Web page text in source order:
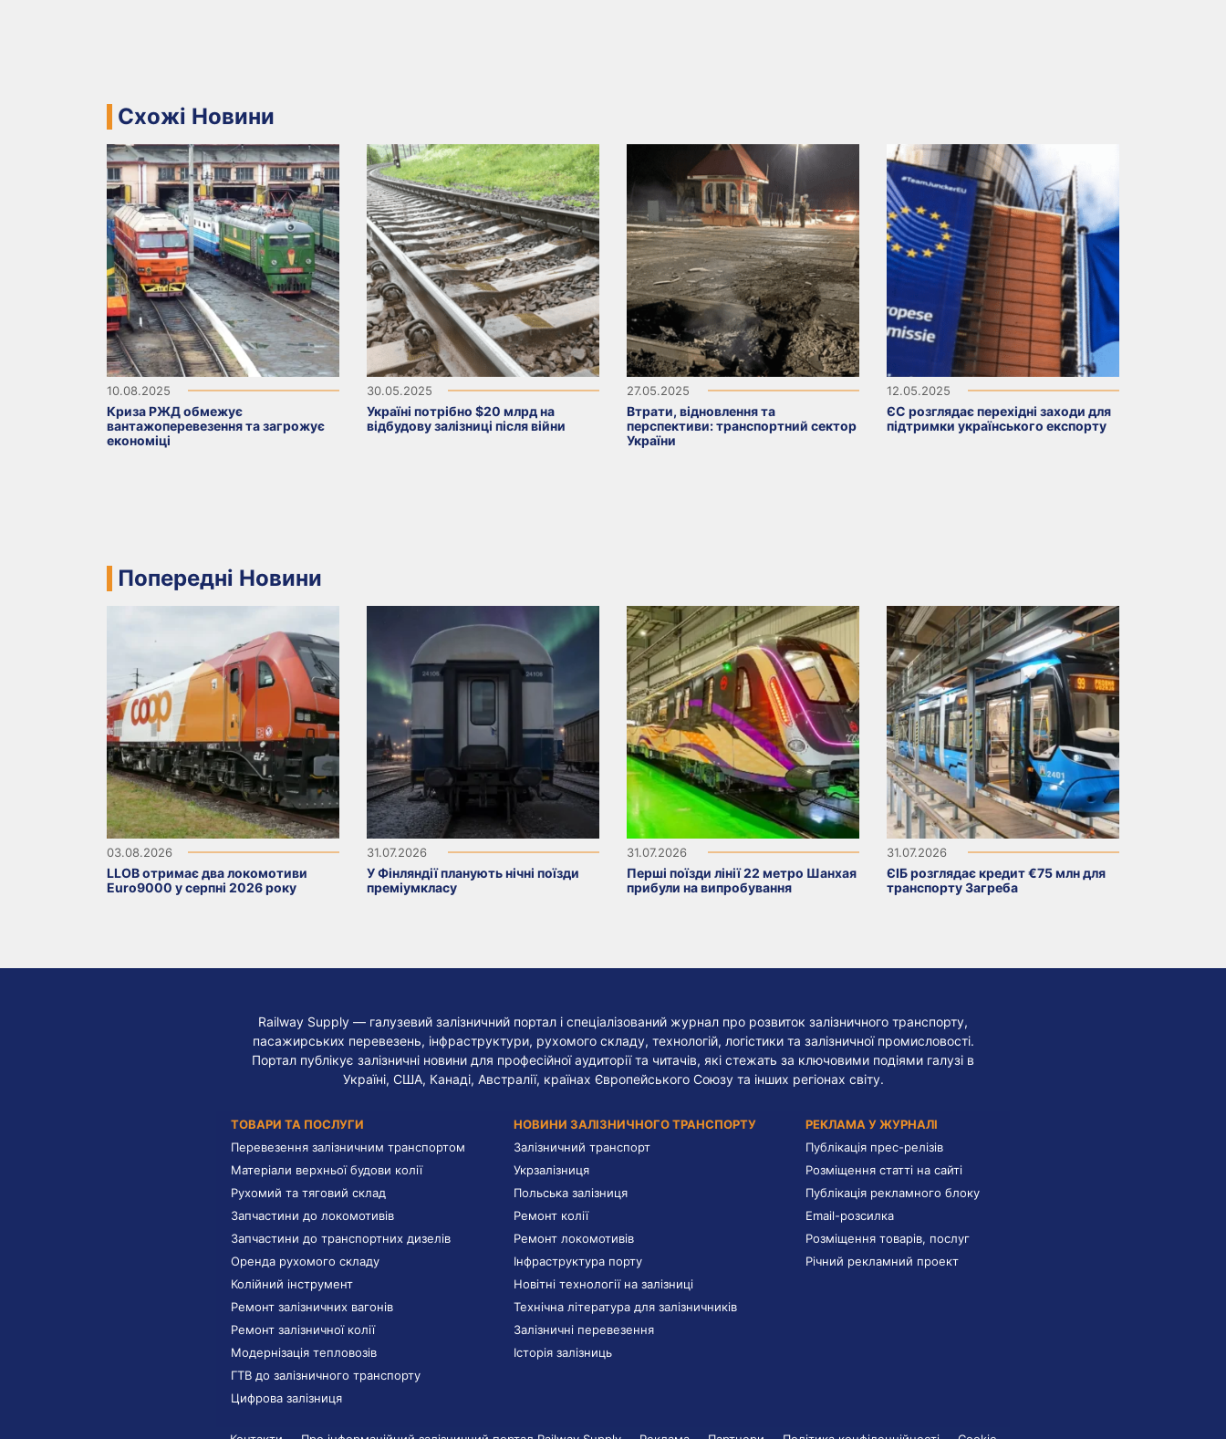
Схожі Новини
10.08.2025
Криза РЖД обмежує
вантажоперевезення та загрожує
економіці
30.05.2025
Україні потрібно $20 млрд на
відбудову залізниці після війни
27.05.2025
Втрати, відновлення та
перспективи: транспортний сектор
України
12.05.2025
ЄС розглядає перехідні заходи для
підтримки українського експорту
Попередні Новини
03.08.2026
LLOB отримає два локомотиви
Euro9000 у серпні 2026 року
31.07.2026
У Фінляндії планують нічні поїзди
преміумкласу
31.07.2026
Перші поїзди лінії 22 метро Шанхая
прибули на випробування
31.07.2026
ЄІБ розглядає кредит €75 млн для
транспорту Загреба
Railway Supply — галузевий залізничний портал і спеціалізований журнал про розвиток залізничного транспорту,
пасажирських перевезень, інфраструктури, рухомого складу, технологій, логістики та залізничної промисловості.
Портал публікує залізничні новини для професійної аудиторії та читачів, які стежать за ключовими подіями галузі в
Україні, США, Канаді, Австралії, країнах Європейського Союзу та інших регіонах світу.
ТОВАРИ ТА ПОСЛУГИ
Перевезення залізничним транспортом
Матеріали верхньої будови колії
Рухомий та тяговий склад
Запчастини до локомотивів
Запчастини до транспортних дизелів
Оренда рухомого складу
Колійний інструмент
Ремонт залізничних вагонів
Ремонт залізничної колії
Модернізація тепловозів
ГТВ до залізничного транспорту
Цифрова залізниця
НОВИНИ ЗАЛІЗНИЧНОГО ТРАНСПОРТУ
Залізничний транспорт
Укрзалізниця
Польська залізниця
Ремонт колії
Ремонт локомотивів
Інфраструктура порту
Новітні технології на залізниці
Технічна література для залізничників
Залізничні перевезення
Історія залізниць
РЕКЛАМА У ЖУРНАЛІ
Публікація прес-релізів
Розміщення статті на сайті
Публікація рекламного блоку
Email-розсилка
Розміщення товарів, послуг
Річний рекламний проект